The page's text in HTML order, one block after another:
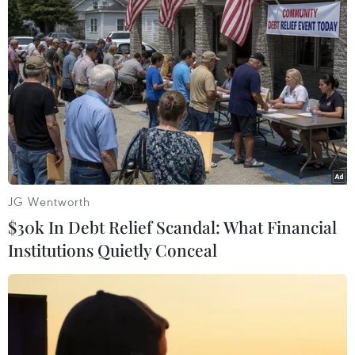
#vụ tấn công
#ramadan
JG Wentworth
$30k In Debt Relief Scandal: What Financial
Institutions Quietly Conceal